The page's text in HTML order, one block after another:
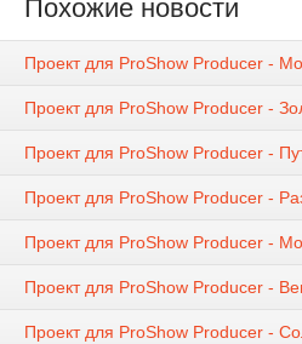
Похожие новости
Проект для ProShow Producer -
Проект для ProShow Producer -
Проект для ProShow Producer -
Проект для ProShow Producer -
Проект для ProShow Producer -
Проект для ProShow Producer -
Проект для ProShow Producer -